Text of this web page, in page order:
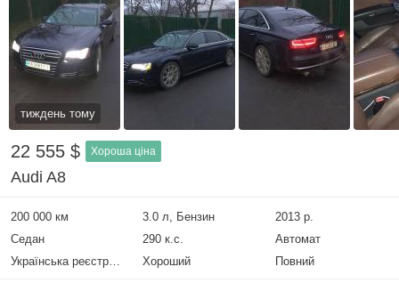
тиждень тому
22 555 $ Хороша ціна
Audi A8
200 000 км 3.0 л, Бензин
2013 р.
Седан
290 к.с.
Автомат
Українська реєстрація
Хороший Повний